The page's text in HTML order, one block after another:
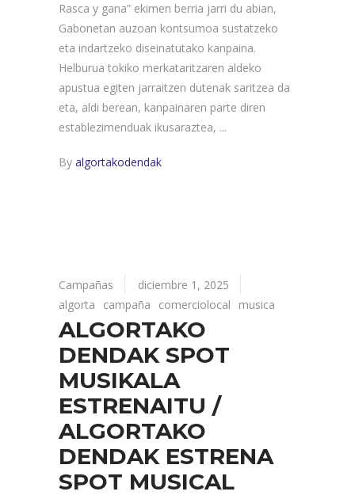
Rasca y gana” ekimen berria jarri du abian,
Gabonetan auzoan kontsumoa sustatzeko
eta indartzeko diseinatutako kanpaina.
Helburua tokiko merkataritzaren aldeko
apustua egiten jarraitzen dutenak saritzea da
eta, aldi berean, kanpainaren parte diren
establezimenduak ikusaraztea,
By algortakodendak
Campañas
diciembre 1, 2025
algorta
campaña comerciolocal musica
ALGORTAKO
DENDAK SPOT
MUSIKALA
ESTRENAITU /
ALGORTAKO
DENDAK ESTRENA
SPOT MUSICAL